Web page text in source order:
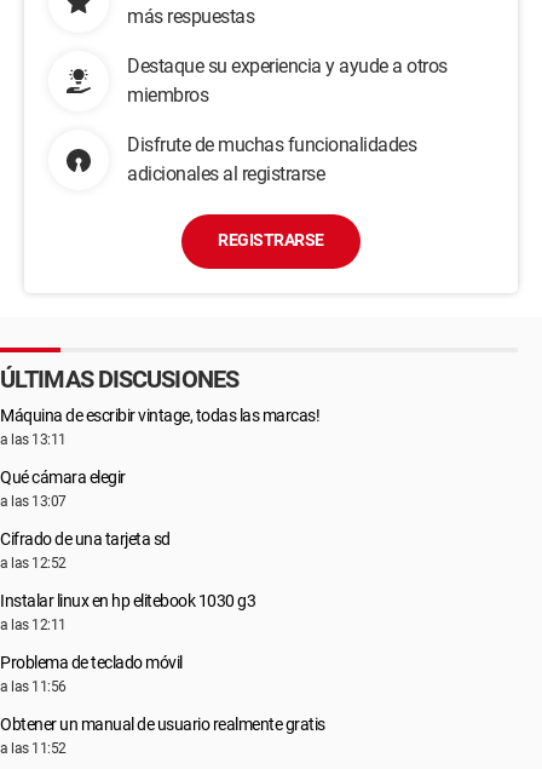
más respuestas
Destaque su experiencia y ayude a otros
miembros
Disfrute de muchas funcionalidades
adicionales al registrarse
REGISTRARSE
ÚLTIMAS DISCUSIONES
Máquina de escribir vintage, todas las marcas!
a las 13:11
Qué cámara elegir
a las 13:07
Cifrado de una tarjeta sd
a las 12:52
Instalar linux en hp elitebook 1030 g3
a las 12:11
Problema de teclado móvil
a las 11:56
Obtener un manual de usuario realmente gratis
a las 11:52